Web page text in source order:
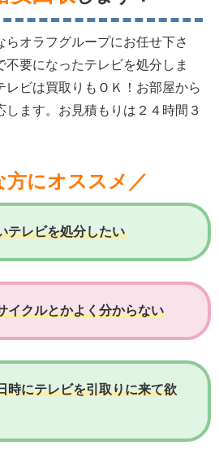
オラフグループにお任せ下さ
不要になったテレビを処分しま
レビは買取りもＯＫ！お部屋から
ます。お見積もりは２４時間３
方にオススメ／
テレビを処分したい
イクルとかよく分からない
時にテレビを引取りに来て欲